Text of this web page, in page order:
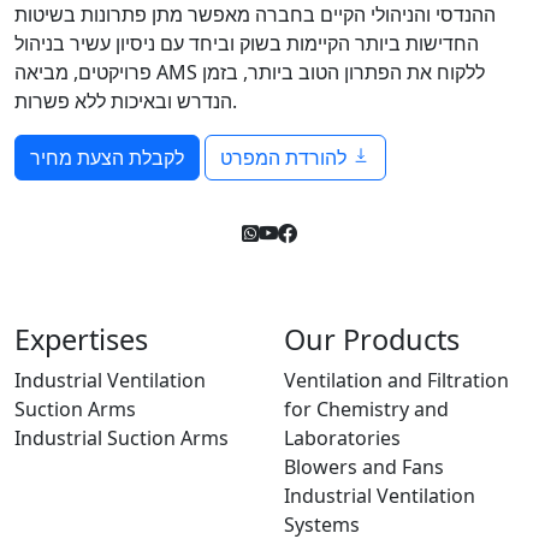
ההנדסי והניהולי הקיים בחברה מאפשר מתן פתרונות בשיטות
החדישות ביותר הקיימות בשוק וביחד עם ניסיון עשיר בניהול
פרויקטים, מביאה AMS ללקוח את הפתרון הטוב ביותר, בזמן
הנדרש ובאיכות ללא פשרות.
לקבלת הצעת מחיר
Expertises
Industrial Ventilation
Suction Arms
Industrial Suction Arms
Our Products
Ventilation and Filtration
for Chemistry and
Laboratories
Blowers and Fans
Industrial Ventilation
Systems